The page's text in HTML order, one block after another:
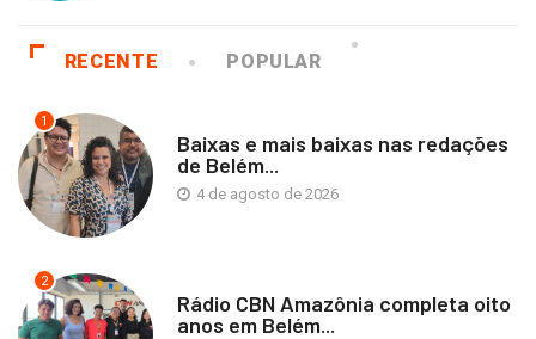
RECENTE POPULAR
1
Baixas e mais baixas nas redações
de Belém...
4 de agosto de 2026
2
Rádio CBN Amazônia completa oito
anos em Belém...